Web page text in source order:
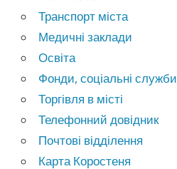
Транспорт міста
Медичні заклади
Освіта
Фонди, соціальні служби
Торгівля в місті
Телефонний довідник
Почтові відділення
Карта Коростеня